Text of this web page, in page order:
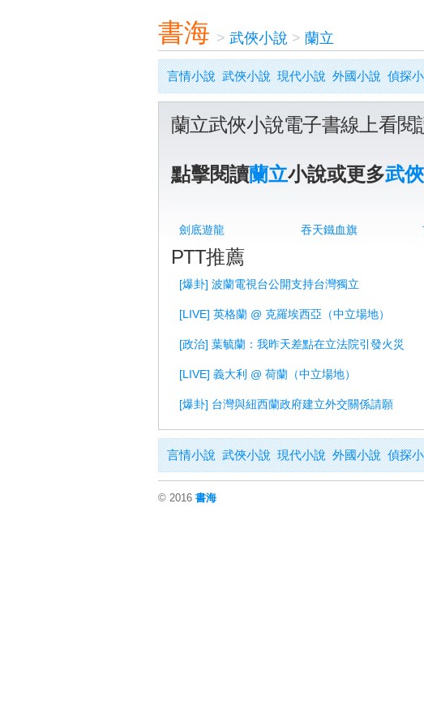
書海 > 武俠小說 > 蘭立
言情小說 武俠小說 現代小說 外國小說 偵探
蘭立武俠小說電子書線上看閱
點擊閱讀蘭立小說或更多武
劍底遊龍 吞天鐵血旗
PTT推薦
[爆卦] 波蘭電視台公開支持台灣獨立
[LIVE] 英格蘭 @ 克羅埃西亞（中立場地）
[政治] 葉毓蘭：我昨天差點在立法院引發火災
[LIVE] 義大利 @ 荷蘭（中立場地）
[爆卦] 台灣與紐西蘭政府建立外交關係請願
言情小說 武俠小說 現代小說 外國小說 偵探
© 2016 書海